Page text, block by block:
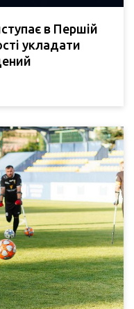
в Першій
укладати